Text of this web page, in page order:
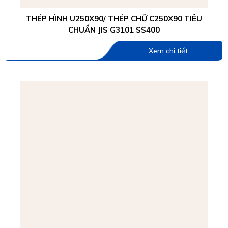
THÉP HÌNH U250X90/ THÉP CHỮ C250X90 TIÊU
CHUẨN JIS G3101 SS400
Xem chi tiết